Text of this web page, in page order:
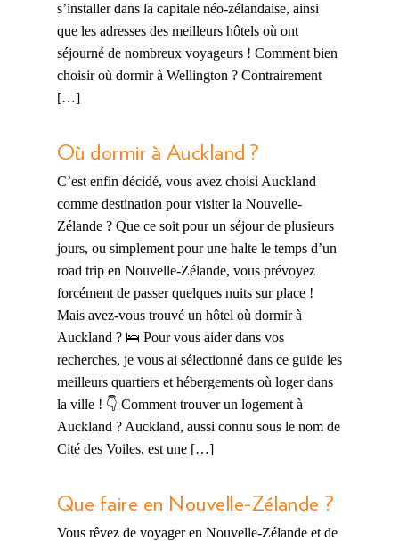
s’installer dans la capitale néo-zélandaise, ainsi
que les adresses des meilleurs hôtels où ont
séjourné de nombreux voyageurs ! Comment bien
choisir où dormir à Wellington ? Contrairement
[…]
Où dormir à Auckland ?
C’est enfin décidé, vous avez choisi Auckland
comme destination pour visiter la Nouvelle-
Zélande ? Que ce soit pour un séjour de plusieurs
jours, ou simplement pour une halte le temps d’un
road trip en Nouvelle-Zélande, vous prévoyez
forcément de passer quelques nuits sur place !
Mais avez-vous trouvé un hôtel où dormir à
Auckland ? 🛌 Pour vous aider dans vos
recherches, je vous ai sélectionné dans ce guide les
meilleurs quartiers et hébergements où loger dans
la ville ! 👇 Comment trouver un logement à
Auckland ? Auckland, aussi connu sous le nom de
Cité des Voiles, est une […]
Que faire en Nouvelle-Zélande ?
Vous rêvez de voyager en Nouvelle-Zélande et de